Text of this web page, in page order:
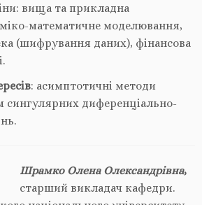
вища та прикладна
математичне моделювання,
(шифрування даних), фінансова
: асимптотичні методи
сингулярних диференціально-
Шрамко Олена Олександрівна,
старший викладач кафедри.